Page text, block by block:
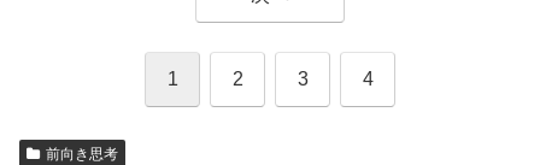
1 2 3 4
前向き思考